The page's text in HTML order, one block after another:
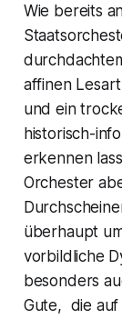
Wie bereits
affinen
und ein
historisch-
erkennen
Orchester
überhaupt
vorbildliche
besonders
Gute, die